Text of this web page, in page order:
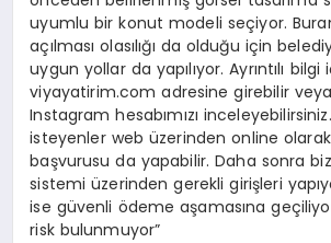
uyumlu bir konut modeli seçiyor.
açılması olasılığı da olduğu için
uygun yollar da yapılıyor. Ayrıntılı bilgi
viyayatirim.com adresine girebilir
Instagram hesabımızı
isteyenler web üzerinden online
başvurusu da yapabilir. Daha sonra
sistemi üzerinden gerekli girişleri
ise güvenli ödeme aşamasına
risk bulunmuyor”